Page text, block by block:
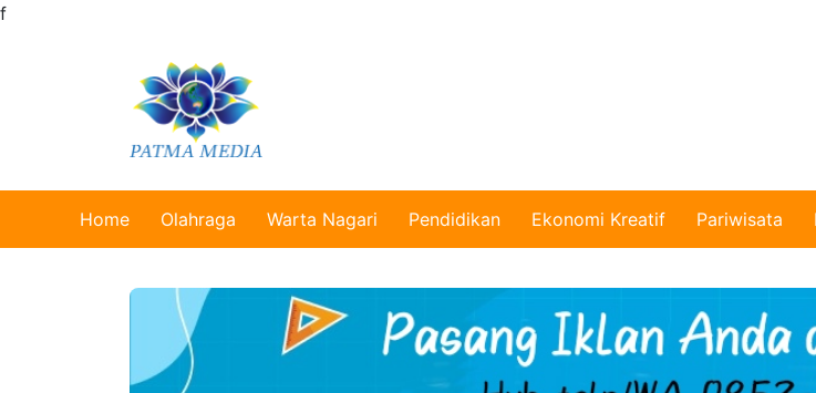
f
Home Olahraga Warta Nagari Pendidikan Ekonomi Kreatif Pariwisata